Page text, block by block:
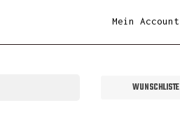
Mein Account
WUNSCHLISTE